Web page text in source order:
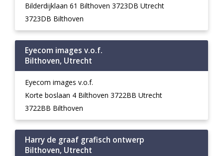
Bilderdijklaan 61 Bilthoven 3723DB Utrecht
3723DB Bilthoven
Eyecom images v.o.f.
Bilthoven, Utrecht
Eyecom images v.o.f.
Korte boslaan 4 Bilthoven 3722BB Utrecht
3722BB Bilthoven
Harry de graaf grafisch ontwerp
Bilthoven, Utrecht